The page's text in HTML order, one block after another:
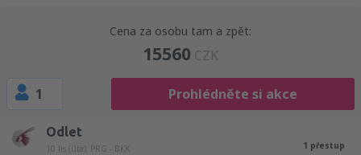
Cena za osobu tam a zpět:
15560 CZK
1 Prohlédněte si akce
Odlet
10 lis (úte) PRG - BKK 1 přestup